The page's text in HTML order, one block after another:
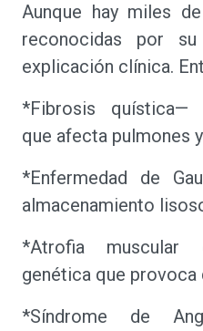
Aunque hay miles
reconocidas por
explicación clínica.
*Fibrosis quística—
que afecta pulmones
*Enfermedad de
almacenamiento
*Atrofia
genética que provoca
*Síndrome de